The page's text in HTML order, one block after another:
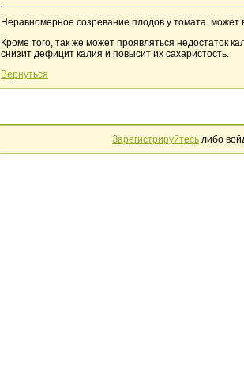
Неравномерное созревание плодов у томата может
Кроме того, так же может проявляться недостаток
снизит дефицит калия и повысит их сахаристость.
Вернуться
Зарегистрируйтесь либо